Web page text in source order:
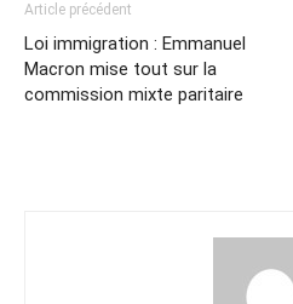
Article précédent
Loi immigration : Emmanuel
Macron mise tout sur la
commission mixte paritaire